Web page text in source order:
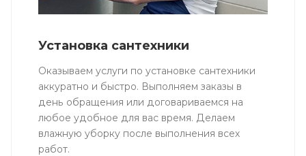
Установка сантехники
Оказываем услуги по установке сантехники
аккуратно и быстро. Выполняем заказы в
день обращения или договариваемся на
любое удобное для вас время. Делаем
влажную уборку после выполнения всех
работ.